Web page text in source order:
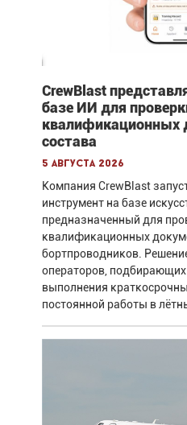
CrewBlast
базе ИИ для
квалификационных
состава
5 августа 2026
Компания CrewBlast
инструмент на базе
предназначенный для
квалификационных
бортпроводников.
операторов,
выполнения
постоянной работы в